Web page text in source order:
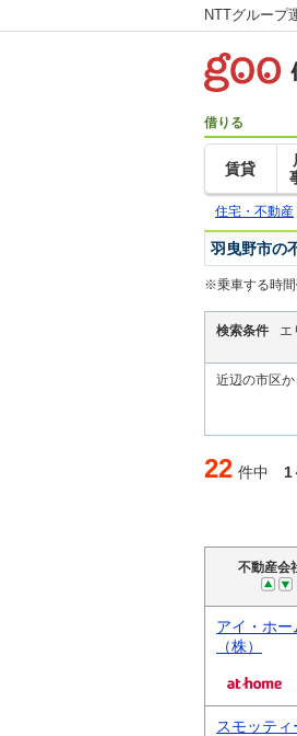
NTTグループ
借りる
賃貸
住宅・不動産
羽曳野市の
※乗車する時間
検索条件 エ
近辺の市区か
22 件中 1
不動産会
アイ・ホー
（株）
スモッティ